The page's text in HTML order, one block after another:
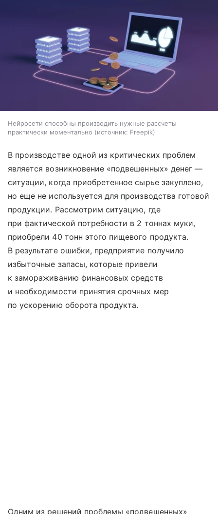
Нейросети способны производить нужные рассчеты
практически моментально
источник: Freepik
В производстве одной из критических проблем
является возникновение «подвешенных» денег —
ситуации, когда приобретенное сырье закуплено,
но еще не используется для производства готовой
продукции. Рассмотрим ситуацию, где
при фактической потребности в 2 тоннах муки,
приобрели 40 тонн этого пищевого продукта.
В результате ошибки, предприятие получило
избыточные запасы, которые привели
к замораживанию финансовых средств
и необходимости принятия срочных мер
по ускорению оборота продукта.
Одним из решений проблемы «подвешенных»